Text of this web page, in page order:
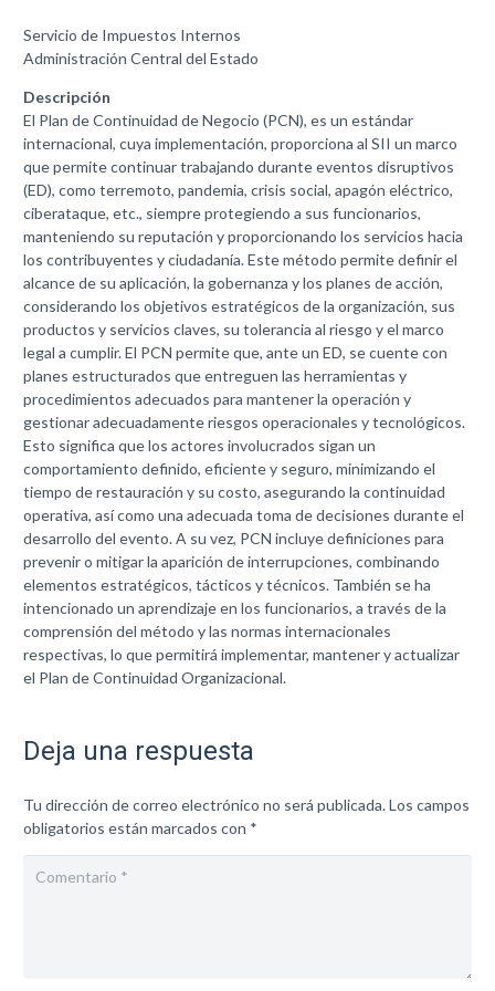
Servicio de Impuestos Internos
Administración Central del Estado
Descripción
El Plan de Continuidad de Negocio (PCN), es un estándar
internacional, cuya implementación, proporciona al SII un marco
que permite continuar trabajando durante eventos disruptivos
(ED), como terremoto, pandemia, crisis social, apagón eléctrico,
ciberataque, etc., siempre protegiendo a sus funcionarios,
manteniendo su reputación y proporcionando los servicios hacia
los contribuyentes y ciudadanía. Este método permite definir el
alcance de su aplicación, la gobernanza y los planes de acción,
considerando los objetivos estratégicos de la organización, sus
productos y servicios claves, su tolerancia al riesgo y el marco
legal a cumplir. El PCN permite que, ante un ED, se cuente con
planes estructurados que entreguen las herramientas y
procedimientos adecuados para mantener la operación y
gestionar adecuadamente riesgos operacionales y tecnológicos.
Esto significa que los actores involucrados sigan un
comportamiento definido, eficiente y seguro, minimizando el
tiempo de restauración y su costo, asegurando la continuidad
operativa, así como una adecuada toma de decisiones durante el
desarrollo del evento. A su vez, PCN incluye definiciones para
prevenir o mitigar la aparición de interrupciones, combinando
elementos estratégicos, tácticos y técnicos. También se ha
intencionado un aprendizaje en los funcionarios, a través de la
comprensión del método y las normas internacionales
respectivas, lo que permitirá implementar, mantener y actualizar
el Plan de Continuidad Organizacional.
Deja una respuesta
Tu dirección de correo electrónico no será publicada.Los campos
obligatorios están marcados con *